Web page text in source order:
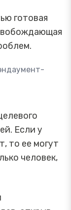
готовая
Если у
то ее могут
человек,